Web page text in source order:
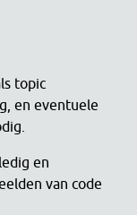
topic
en eventuele
en
van code